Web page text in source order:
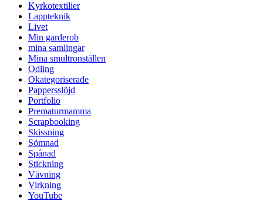
Kyrkotextilier
Lappteknik
Livet
Min garderob
mina samlingar
Mina smultronställen
Odling
Okategoriserade
Pappersslöjd
Portfolio
Prematurmamma
Scrapbooking
Skissning
Sömnad
Spånad
Stickning
Vävning
Virkning
YouTube